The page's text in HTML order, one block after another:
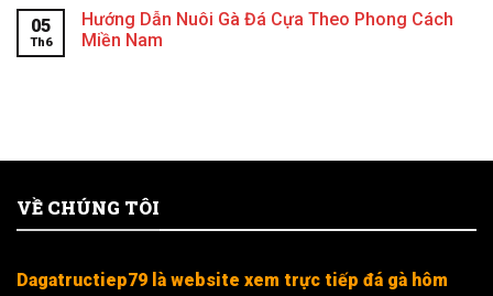
05
Th6
Hướng Dẫn Nuôi Gà Đá Cựa Theo Phong Cách
Miền Nam
VỀ CHÚNG TÔI
Dagatructiep79 là website xem trực tiếp đá gà hôm